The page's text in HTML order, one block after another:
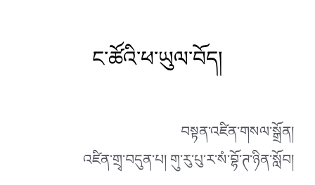
ང་ཚོའི་ཕ་ཡུལ་བོད།
བསྟན་འཛིན་གསལ་སྒྲོན།
འཛིན་གྲྭ་བདུན་པ། གུ་རུ་པུ་ར་སཾ་བྷོ་ཊ་ཉིན་སློབ།